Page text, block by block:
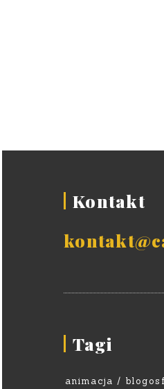
Kontakt
Tagi
animacja